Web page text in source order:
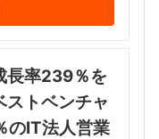
率239％を
トベンチャ
のIT法人営業